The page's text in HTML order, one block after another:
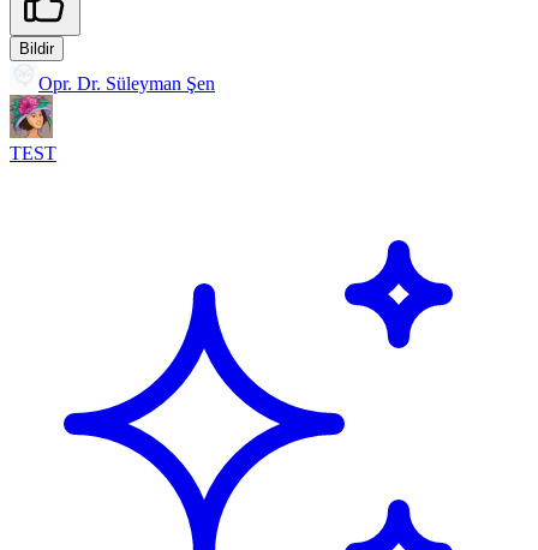
Bildir
Opr. Dr. Süleyman Şen
TEST